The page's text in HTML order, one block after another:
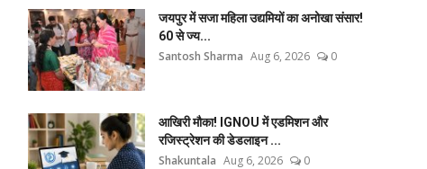
जयपुर में सजा महिला उद्यमियों का अनोखा संसार!
60 से ज्य...
Santosh Sharma Aug 6, 2026 0
आखिरी मौका! IGNOU में एडमिशन और
रजिस्ट्रेशन की डेडलाइन ...
Shakuntala Aug 6, 2026 0